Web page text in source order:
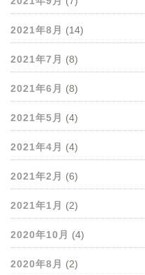
2021年8月 (14)
2021年7月 (8)
2021年6月 (8)
2021年5月 (4)
2021年4月 (4)
2021年2月 (6)
2021年1月 (2)
2020年10月 (4)
2020年8月 (2)